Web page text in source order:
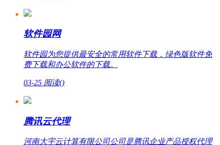
软件园网
软件园为您提供最安全的常用软件下载，绿色版软件免
费下载和办公软件的下载。
03-25 阅读()
腾讯云代理
河南大宇云计算有限公司公司是腾讯企业产品授权代理